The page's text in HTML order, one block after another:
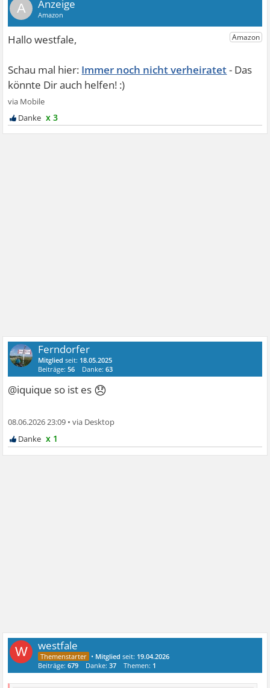
A
Immer noch nicht verheiratet
x 3
Ferndorfer
Mitglied seit: 18.05.2025
Beiträge:56 Danke:63
@iquique so ist es 😞
08.06.2026 23:09 •
x 1
W westfale
• Mitglied seit: 19.04.2026
Beiträge:679 Danke:37 Themen: 1